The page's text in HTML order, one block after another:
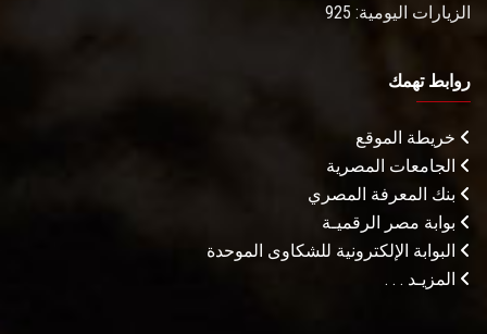
الزيارات اليومية: 925
روابط تهمك
خريطة الموقع
الجامعات المصرية
بنك المعرفة المصري
بوابة مصر الرقميـة
البوابة الإلكترونية للشكاوى الموحدة
المزيـد . . .